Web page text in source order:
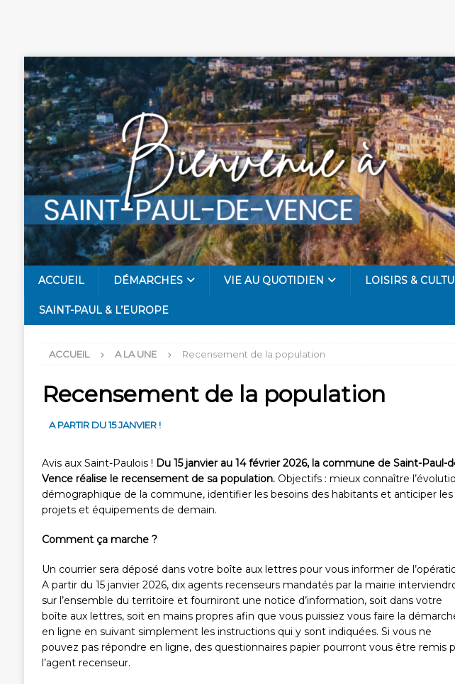
ACCUEIL DÉMARCHES VIE AU QUOTIDIEN LOISIRS &
SAINT-PAUL & L’EUROPE
ACCUEIL A LA UNE Recensement de la population
Recensement de la population
A PARTIR DU 15 JANVIER !
Avis aux Saint-Paulois ! Du 15 janvier au 14 février 2026, la commune de Saint-Paul-
Vence réalise le recensement de sa population.Objectifs : mieux connaître
démographique de la commune, identifier les besoins des habitants et anticiper les
projets et équipements de demain.
Comment ça marche ?
Un courrier sera déposé dans votre boîte aux lettres pour vous informer de
A partir du 15 janvier 2026, dix agents recenseurs mandatés par la mairie
sur l’ensemble du territoire et fourniront une notice d’information, soit dans votre
boîte aux lettres, soit en mains propres afin que vous puissiez vous faire la
en ligne en suivant simplement les instructions qui y sont indiquées. Si vous ne
pouvez pas répondre en ligne, des questionnaires papier pourront vous être remis
l’agent recenseur.